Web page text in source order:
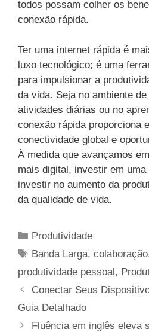
todos possam colher os
conexão rápida.
Ter uma internet rápida é
luxo tecnológico; é uma
para impulsionar a
da vida. Seja no ambiente
atividades diárias ou no
conexão rápida proporciona
conectividade global e
À medida que avançamos
mais digital, investir em
investir no aumento da
da qualidade de vida.
Categorias
Produtividade
Tags
Banda Larga,colaboração
produtividade pessoal,
Conectar Seus
Guia Detalhado
Fluência em inglês eleva